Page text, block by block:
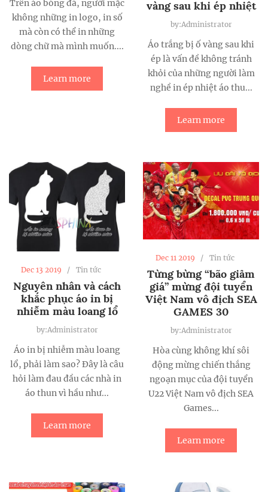
Trên áo bóng đá, người mặc
không những in logo, in số
mà còn có thể in những
dòng chữ mà mình muốn....
Learn more
vàng sau khi ép nhiệt
by:Administrator
Áo trắng bị ố vàng sau khi
ép là vấn đề không tránh
khỏi của những người làm
nghề in ép nhiệt áo thu...
Learn more
Dec 13 2019 Tin tức
Nguyên nhân và cách
khắc phục áo in bị
nhiễm màu loang lổ
by:Administrator
Áo in bị nhiễm màu loang
lổ, phải làm sao? Đây là câu
hỏi làm đau đầu các nhà in
áo thun vì hầu như...
Learn more
Dec 11 2019 Tin tức
Từng bừng “bão giảm
giá” mừng đội tuyển
Việt Nam vô địch SEA
GAMES 30
by:Administrator
Hòa cùng không khí sôi
động mừng chiến thắng
ngoạn mục của đội tuyển
U22 Việt Nam vô địch SEA
Games...
Learn more